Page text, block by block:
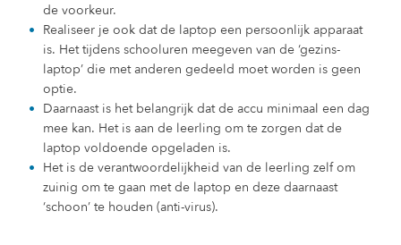
de voorkeur.
Realiseer je ook dat de laptop een persoonlijk apparaat
is. Het tijdens schooluren meegeven van de ‘gezins-
laptop’ die met anderen gedeeld moet worden is geen
optie.
Daarnaast is het belangrijk dat de accu minimaal een dag
mee kan. Het is aan de leerling om te zorgen dat de
laptop voldoende opgeladen is.
Het is de verantwoordelijkheid van de leerling zelf om
zuinig om te gaan met de laptop en deze daarnaast
‘schoon’ te houden (anti-virus).